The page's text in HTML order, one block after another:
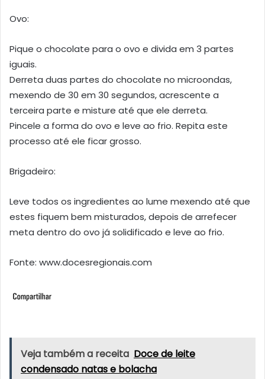
Ovo:
Pique o chocolate para o ovo e divida em 3 partes
iguais.
Derreta duas partes do chocolate no microondas,
mexendo de 30 em 30 segundos, acrescente a
terceira parte e misture até que ele derreta.
Pincele a forma do ovo e leve ao frio. Repita este
processo até ele ficar grosso.
Brigadeiro:
Leve todos os ingredientes ao lume mexendo até que
estes fiquem bem misturados, depois de arrefecer
meta dentro do ovo já solidificado e leve ao frio.
Fonte: www.docesregionais.com
Veja também a receita Doce de leite
condensado natas e bolacha